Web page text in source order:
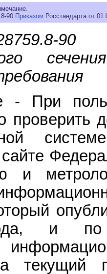
90 Приказом Росстандарта от
90
- При
проверить
и
и по
текущий